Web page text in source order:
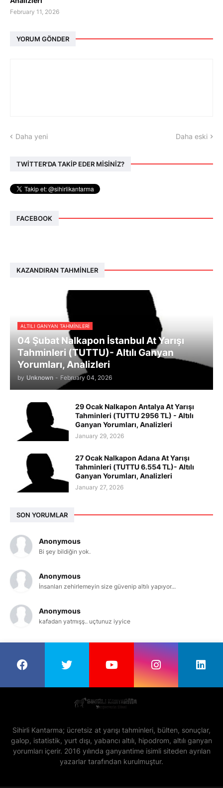
February 11, 2026
YORUM GÖNDER
Daha yeni Daha eski
TWİTTER'DA TAKİP EDER MİSİNİZ?
FACEBOOK
KAZANDIRAN TAHMINLER
ALTILI GANYAN TAHMINLERI
04 Şubat Nalkapon İstanbul At Yarışı
Tahminleri (TUTTU)- Altılı Ganyan
Yorumları, Analizleri
by Unknown - February 04, 2026
29 Ocak Nalkapon Antalya At Yarışı
Tahminleri (TUTTU 2956 TL) - Altılı
Ganyan Yorumları, Analizleri
January 29, 2026
27 Ocak Nalkapon Adana At Yarışı
Tahminleri (TUTTU 6.554 TL)- Altılı
Ganyan Yorumları, Analizleri
January 27, 2026
SON YORUMLAR
Anonymous
Bi şey bildiğin yok.
Anonymous
İnsanları zehirlemeyin size güvenip altılı yapıyor...
Anonymous
kafadan yatmışş.. uçtunuz iyyice
Sihirli Kantarma; ücretsiz at yarışı tahminleri, bülten, sonuçlar,
galop, istatistik, yurt dışı, yabancı altılı, hipodrom, altılı ganyan
yorumları içerir. 2016 yılında ganyantime isimli siteden ayrılan
yazarlar tarafından kurulmuştur.